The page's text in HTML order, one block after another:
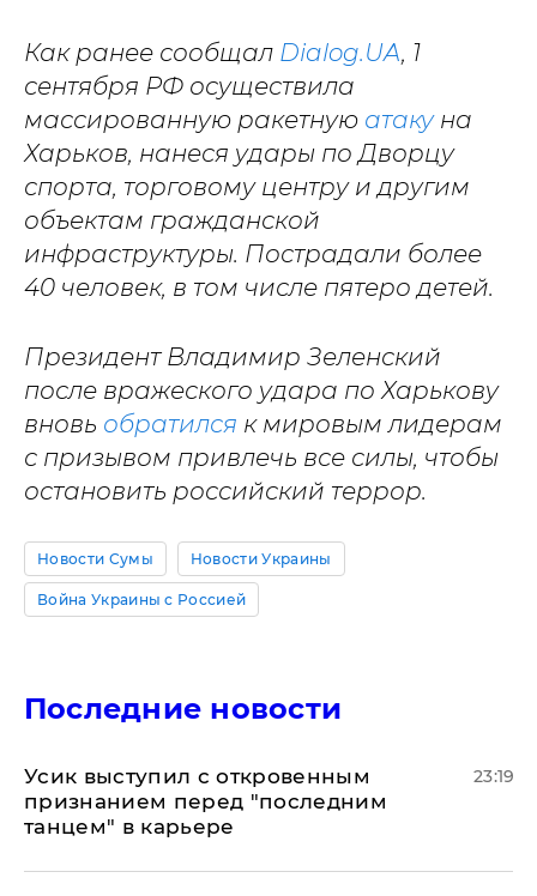
Как ранее сообщал Dialog.UA, 1
сентября РФ осуществила
массированную ракетную атакуна
Харьков, нанеся удары по Дворцу
спорта, торговому центру и другим
объектам гражданской
инфраструктуры. Пострадали более
40 человек, в том числе пятеро детей.
Президент Владимир Зеленский
после вражеского удара по Харькову
вновь обратился к мировым лидерам
с призывом привлечь все силы, чтобы
остановить российский террор.
Новости Сумы Новости Украины
Война Украины с Россией
Последние новости
Усик выступил с откровенным
признанием перед "последним
танцем" в карьере
23:19